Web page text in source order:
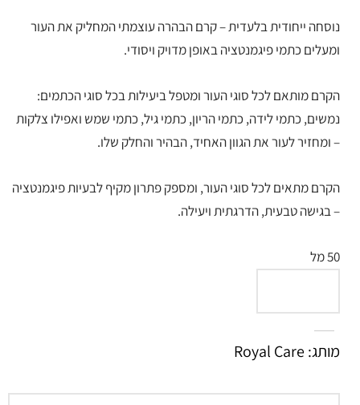
המקורי
היה:
₪459.00.
הנוכחי
הוא:
₪390.15.
נוסחה ייחודית בלעדית – קרם הבהרה עוצמתי המחליק את העור
ומעלים כתמי פיגמנטציה באופן מדויק ויסודי.
הקרם מותאם לכל סוגי העור ומטפל ביעילות בכל סוגי הכתמים:
נמשים, כתמי לידה, כתמי הריון, כתמי גיל, כתמי שמש ואפילו צלקות
– ומחזיר לעור את הגוון האחיד, הבהיר והחלק שלו.
הקרם מתאים לכל סוגי העור, ומספק פתרון מקיף לבעיות פיגמנטציה
– בגישה טבעית, הדרגתית ויעילה.
50 מל
מותג: Royal Care